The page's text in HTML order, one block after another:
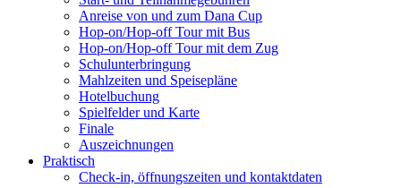
Anreise von und zum Dana Cup
Hop-on/Hop-off Tour mit Bus
Hop-on/Hop-off Tour mit dem Zug
Schulunterbringung
Mahlzeiten und Speisepläne
Hotelbuchung
Spielfelder und Karte
Finale
Auszeichnungen
Praktisch
Check-in, öffnungszeiten und kontaktdaten